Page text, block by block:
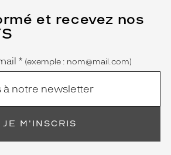
et recevez nos
* (exemple : nom@mail.com)
JE M'INSCRIS